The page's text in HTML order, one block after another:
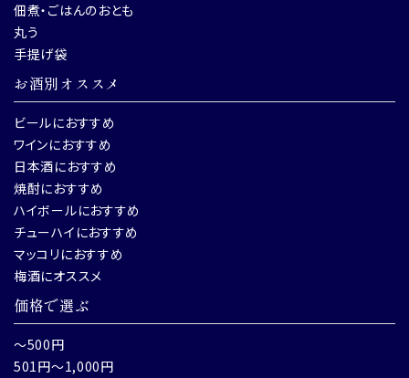
佃煮・ごはんのおとも
丸う
手提げ袋
お酒別オススメ
ビールにおすすめ
ワインにおすすめ
日本酒におすすめ
焼酎におすすめ
ハイボールにおすすめ
チューハイにおすすめ
マッコリにおすすめ
梅酒にオススメ
価格で選ぶ
～500円
501円～1,000円